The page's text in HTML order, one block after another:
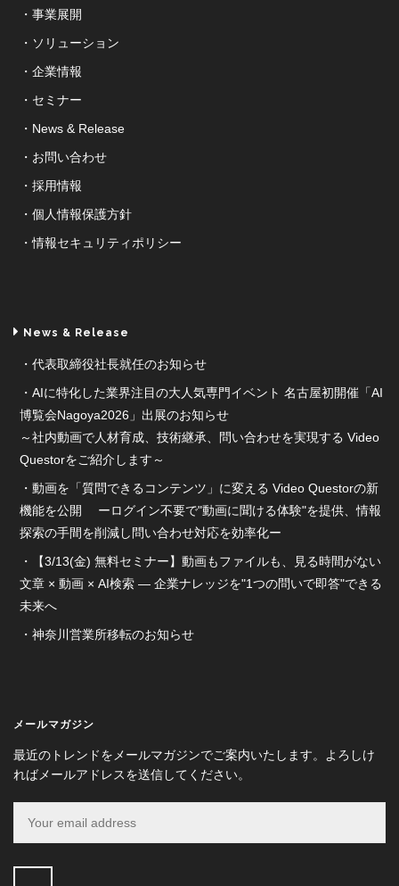
事業展開
ソリューション
企業情報
セミナー
News & Release
お問い合わせ
採用情報
個人情報保護方針
情報セキュリティポリシー
News & Release
代表取締役社長就任のお知らせ
AIに特化した業界注目の大人気専門イベント 名古屋初開催「AI
博覧会Nagoya2026」出展のお知らせ
～社内動画で人材育成、技術継承、問い合わせを実現する Video
Questorをご紹介します～
動画を「質問できるコンテンツ」に変える Video Questorの新
機能を公開 ーログイン不要で"動画に聞ける体験"を提供、情報
探索の手間を削減し問い合わせ対応を効率化ー
【3/13(金) 無料セミナー】動画もファイルも、見る時間がない
文章 × 動画 × AI検索 ― 企業ナレッジを"1つの問いで即答"できる
未来へ
神奈川営業所移転のお知らせ
メールマガジン
最近のトレンドをメールマガジンでご案内いたします。よろしけ
ればメールアドレスを送信してください。